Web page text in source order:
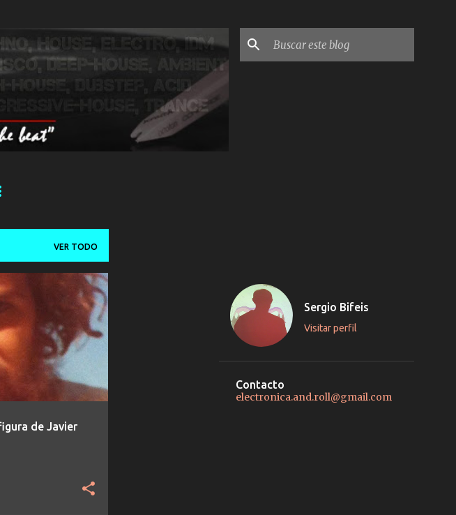
VER TODO
de Javier
CONTINU
Sergio Bifeis
Visitar perfil
Contacto
electronica.and.roll@gmail.com